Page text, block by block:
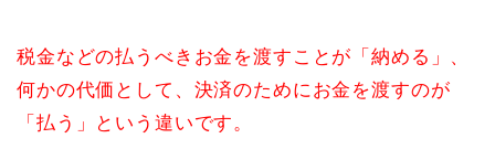
税金などの払うべきお金を渡すことが「納める」、
何かの代価として、決済のためにお金を渡すのが
「払う」という違いです。